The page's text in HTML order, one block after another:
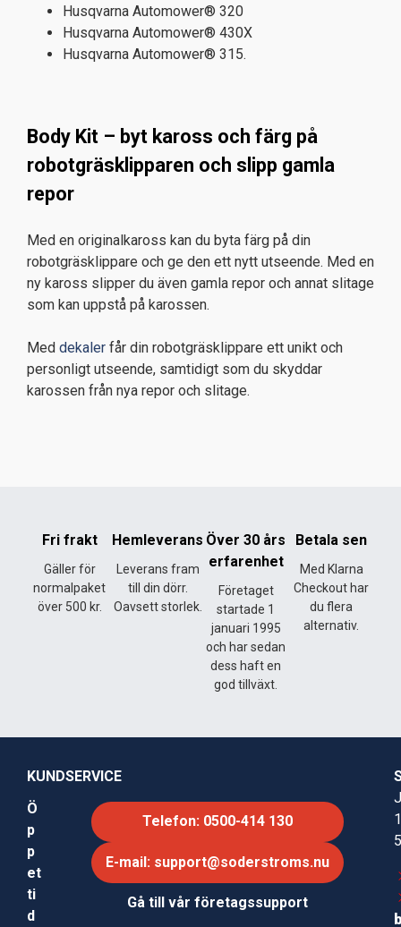
Husqvarna Automower® 320
Husqvarna Automower® 430X
Husqvarna Automower® 315.
Body Kit – byt kaross och färg på
robotgräsklipparen och slipp gamla
repor
Med en originalkaross kan du byta färg på din
robotgräsklippare och ge den ett nytt utseende. Med en
ny kaross slipper du även gamla repor och annat slitage
som kan uppstå på karossen.
Med dekaler får din robotgräsklippare ett unikt och
personligt utseende, samtidigt som du skyddar
karossen från nya repor och slitage.
Fri frakt
Gäller för
normalpaket
över 500 kr.
Hemleverans
Leverans fram
till din dörr.
Oavsett storlek.
Över 30 års
erfarenhet
Företaget
startade 1
januari 1995
och har sedan
dess haft en
god tillväxt.
Betala sen
Med Klarna
Checkout har
du flera
alternativ.
KUNDSERVICE
Ö
p
p
et
ti
d
Telefon: 0500-414 130
E-mail: support@soderstroms.nu
Gå till vår företagssupport